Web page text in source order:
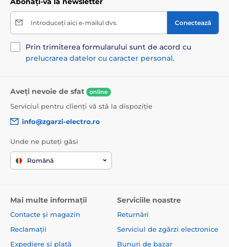
Introduceți aici e-mailul dvs. Conectează
Prin trimiterea formularului sunt de acord cu
prelucrarea datelor cu caracter personal.
Aveți nevoie de sfat online
Serviciul pentru clienți vă stă la dispoziție
info@zgarzi-electro.ro
Unde ne puteți găsi
Română
Mai multe informații
Contacte și magazin
Reclamații
Expediere și plată
Serviciile noastre
Returnări
Serviciul de zgărzi electronice
Bunuri de bazar